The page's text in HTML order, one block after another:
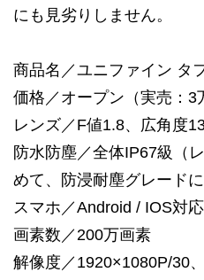
にも見劣りしません。
商品名／ユニファイン タ
価格／オープン（実売：3
レンズ／F値1.8、広角度
防水防塵／全体IP67級（
めて、防浸耐塵グレードに
スマホ／Android / IOS対応
画素数／200万画素
解像度／1920×1080P/30